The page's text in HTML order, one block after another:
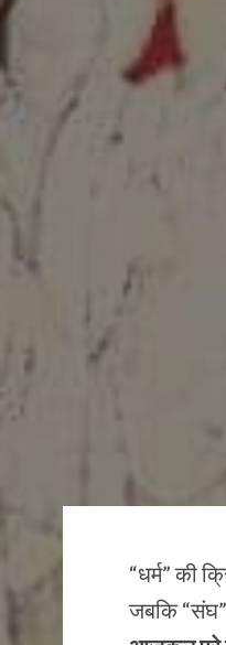
“धर्म” की
जबकि